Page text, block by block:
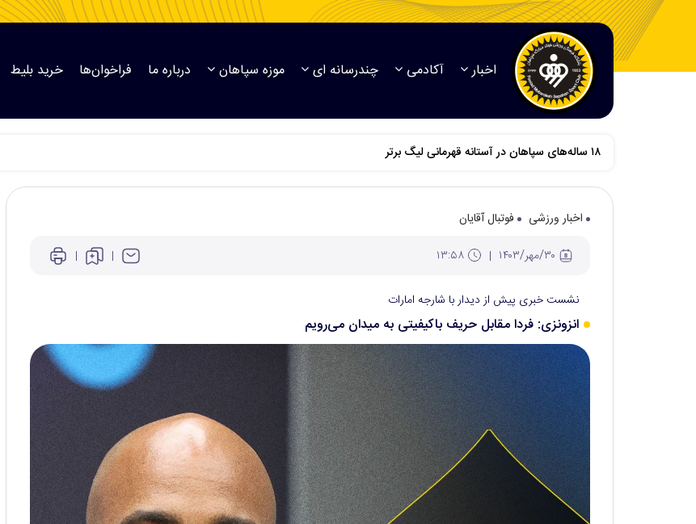
اخبار آکادمی چندرسانه ای موزه سپاهان درباره ما فراخوان‌ها خرید بلیط
اخبار ورزشی
فوتبال آقایان
نشست خبری پیش از دیدار با شارجه امارات
انزونزی: فردا مقابل حریف باکیفیتی به میدان می‌رویم